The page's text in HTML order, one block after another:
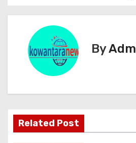
s
i
p
By
Related Post